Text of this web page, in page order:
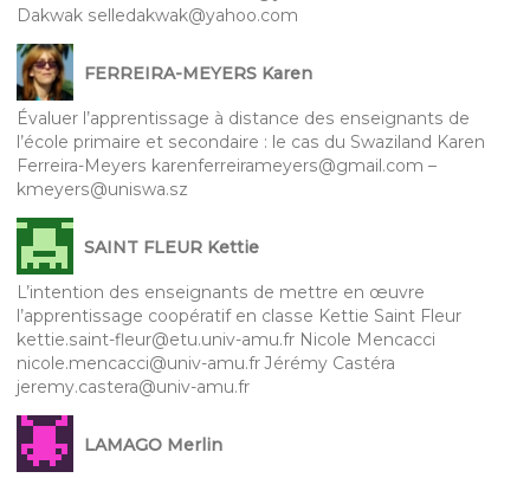
Dakwak selledakwak@yahoo.com
FERREIRA-MEYERS Karen
Évaluer l’apprentissage à distance des enseignants de
l’école primaire et secondaire : le cas du Swaziland Karen
Ferreira-Meyers karenferreirameyers@gmail.com –
kmeyers@uniswa.sz
SAINT FLEUR Kettie
L’intention des enseignants de mettre en œuvre
l’apprentissage coopératif en classe Kettie Saint Fleur
kettie.saint-fleur@etu.univ-amu.fr Nicole Mencacci
nicole.mencacci@univ-amu.fr Jérémy Castéra
jeremy.castera@univ-amu.fr
LAMAGO Merlin